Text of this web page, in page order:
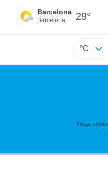
Barcelona
Barcelona 29°
ºC
Iniciar